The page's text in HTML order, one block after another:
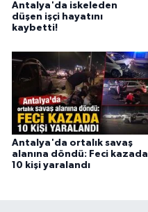
Antalya'da iskeleden
düşen işçi hayatını
kaybetti!
Antalya'da ortalık savaş
alanına döndü: Feci kazada
10 kişi yaralandı